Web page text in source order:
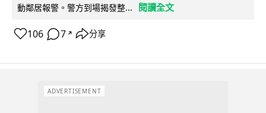
動鄰居報警。警方到場揭發整...
閱讀全文
106 7 ↗ 分享
ADVERTISEMENT